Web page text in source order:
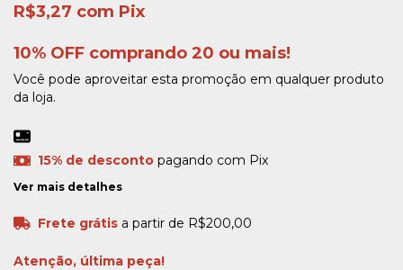
R$3,27 com Pix
10% OFF comprando 20 ou mais!
Você pode aproveitar esta promoção em qualquer produto
da loja.
15% de descontopagando com Pix
Ver mais detalhes
Frete grátis a partir de R$200,00
Atenção, última peça!